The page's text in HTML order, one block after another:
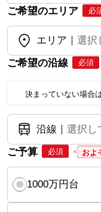
ご希望のエリア 必
エリア
選択
ご希望の沿線
必須
決まっていない場合
沿線
選択し
ご予算
必須 およ
1000万円台